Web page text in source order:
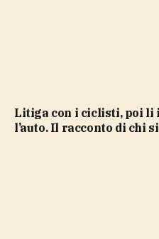
Litiga con i ciclisti, poi li investe due volte con
l’auto. Il racconto di chi